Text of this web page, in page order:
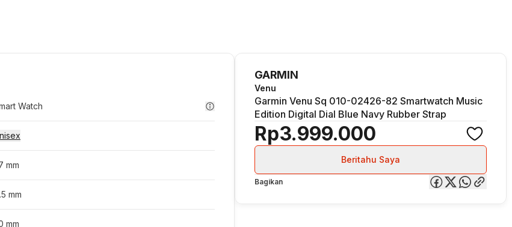
Watch
mm
mm
mm
GARMIN
Venu
Garmin Venu Sq 010-02426-82 Smartwatch Music
Edition Digital Dial Blue Navy Rubber Strap
Rp3.999.000
Beritahu Saya
Bagikan